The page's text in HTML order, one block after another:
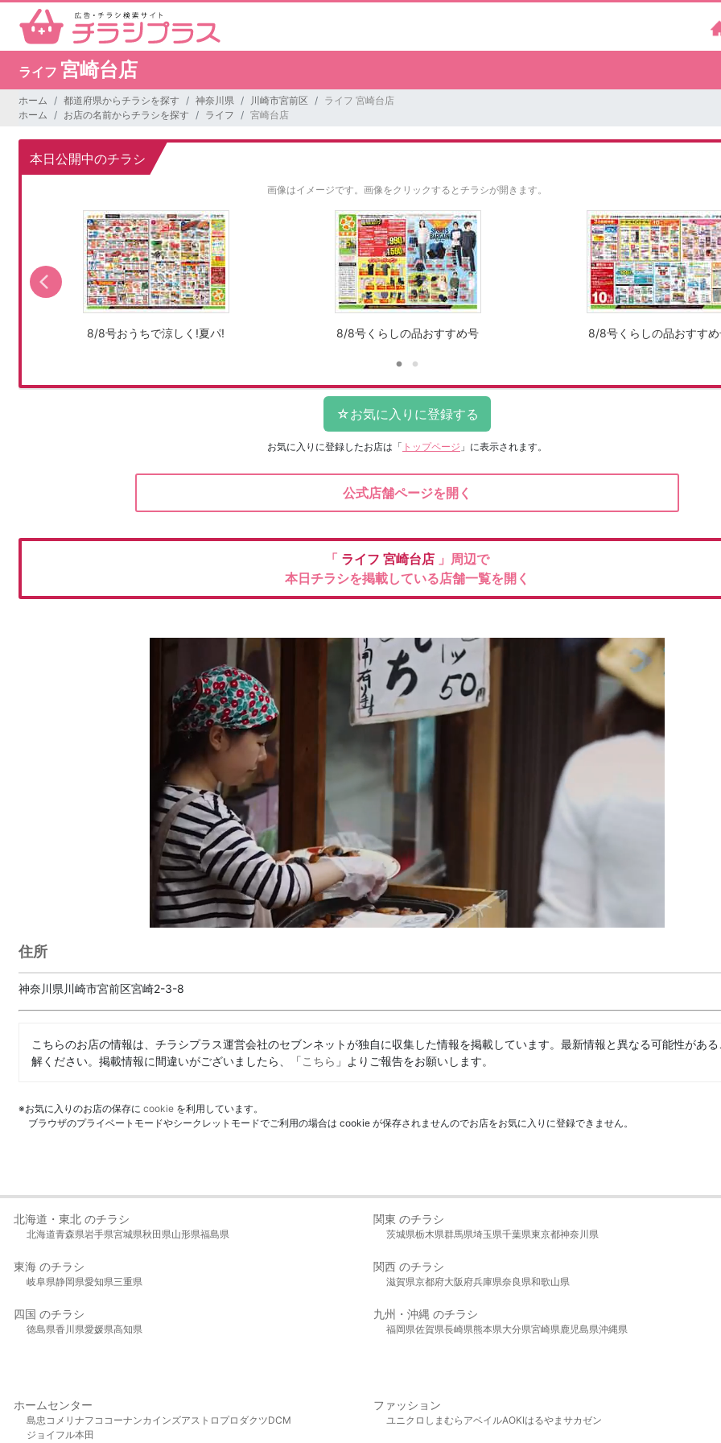
ライフ 宮崎台店
ホーム 都道府県からチラシを探す 神奈川県 川崎市宮前区
ライフ 宮崎台店
ホーム
お店の名前からチラシを探す ライフ 宮崎台店
本日公開中のチラシ
画像はイメージです。 画像をクリックするとチラシが開きます。
8/8号おうちで涼しく!夏パ! 8/8号くらしの品おすすめ号 8/8号くらしの品おすす
お気に入りに登録したお店は 「 トップページ 」に表示されます。
公式店舗ページを開く
「 ライフ 宮崎台店 」周辺で
本日チラシを掲載している店舗一覧を開く
住所
神奈川県川崎市宮前区宮崎2-3-8
こちらのお店の情報は、チラシプラス運営会社のセブンネットが独自に収集した情報を掲載しています。最新情報と異なる可能性があ
解ください。掲載情報に間違いがございましたら、「こちら 」よりご報告をお願いします。
※お気に入りのお店の保存に cookie を利用しています。
ブラウザのプライベートモードやシークレットモードでご利用の場合は cookie が保存されませんのでお店をお気に入りに登録できません。
北海道・東北 のチラシ
北海道青森県岩手県宮城県秋田県山形県福島県
関東 のチラシ
茨城県栃木県群馬県埼玉県千葉県東京都神奈川県
東海 のチラシ
岐阜県静岡県愛知県三重県
関西 のチラシ
滋賀県京都府大阪府兵庫県奈良県和歌山県
四国 のチラシ
徳島県香川県愛媛県高知県
九州・沖縄 のチラシ
福岡県佐賀県長崎県熊本県大分県宮崎県鹿児島県沖縄県
ホームセンター
島忠 コメリ ナフコ コーナンカインズアストロプロダクツDCM
ジョイフル本田
ファッション
ユニクロ しまむら アベイルAOKIはるやま サカゼン